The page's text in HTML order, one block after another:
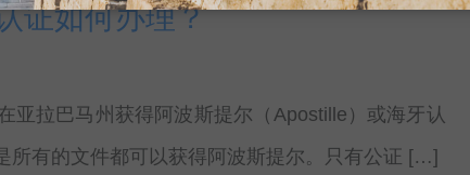
证如何办理？
亚拉巴马州获得阿波斯提尔（Apostille）或海牙认
所有的文件都可以获得阿波斯提尔。只有公证 […]